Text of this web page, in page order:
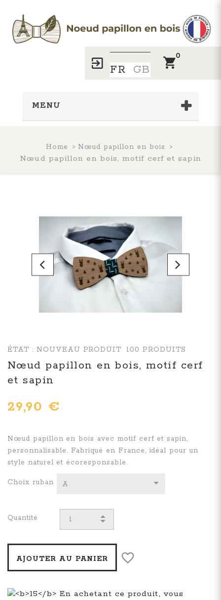
FR GB
0
MENU
Home Nœud papillon en bois
Nœud papillon en bois, motif cerf et sapin
ÉTAT : NOUVEAU PRODUIT 100 PRODUITS
Nœud papillon en bois, motif cerf
et sapin
29,90 €
Nœud papillon en bois avec motif cerf et sapin,
personnalisable. Fabriqué en France, idéal pour un
style naturel et écoresponsable.
Choix ruban A
Quantité
AJOUTER AU PANIER
En achetant ce produit, vous